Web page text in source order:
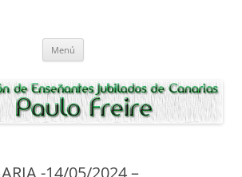
Paulo Freire
Menú
-14/05/2024 –